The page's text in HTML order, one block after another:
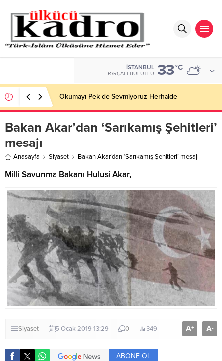
İSTANBUL
PARÇALI BULUTLU 33°C
Okumayı Pek de Sevmiyoruz Herhalde
Bakan Akar’dan ‘Sarıkamış Şehitleri’
mesajı
Anasayfa Siyaset Bakan Akar’dan ‘Sarıkamış Şehitleri’ mesajı
Milli Savunma Bakanı Hulusi Akar,
Siyaset 5 Ocak 2019 13:29 0 349 A+ A-
ABONE OL